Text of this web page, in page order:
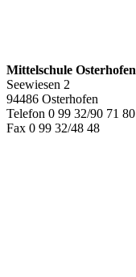
Mittelschule Osterhofen
Seewiesen 2
94486 Osterhofen
Telefon 0 99 32/90 71 80
Fax 0 99 32/48 48